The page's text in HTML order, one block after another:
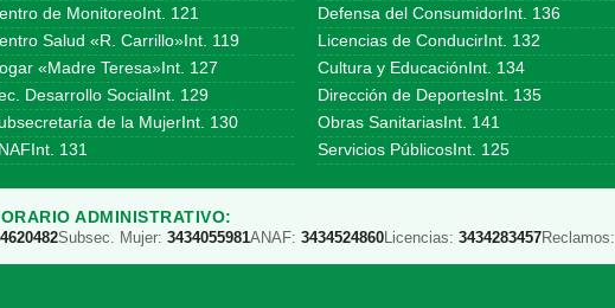
de MonitoreoInt. 121
Salud «R. Carrillo»Int. 119
«Madre Teresa»Int. 127
Desarrollo SocialInt. 129
de la MujerInt. 130
131
Defensa del ConsumidorInt. 136
Licencias de ConducirInt. 132
Cultura y EducaciónInt. 134
Dirección de DeportesInt. 135
Obras SanitariasInt. 141
Servicios PúblicosInt. 125
ADMINISTRATIVO:
Subsec. Mujer: 3434055981ANAF: 3434524860Licencias: 3434283457Reclamos: